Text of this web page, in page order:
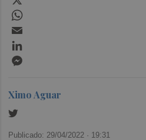
Ximo Aguar
Publicado: 29/04/2022 · 19:31